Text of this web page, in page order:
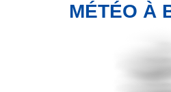
MÉTÉO À